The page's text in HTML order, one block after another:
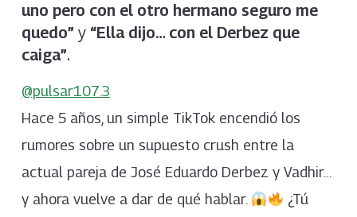
uno pero con el otro hermano seguro me
quedo” y “Ella dijo… con el Derbez que
caiga”.
@pulsar107.3
Hace 5 años, un simple TikTok encendió los
rumores sobre un supuesto crush entre la
actual pareja de José Eduardo Derbez y Vadhir…
y ahora vuelve a dar de qué hablar.
¿Tú